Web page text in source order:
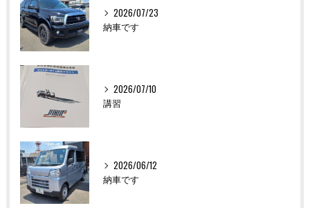
2026/07/23
納車です
2026/07/10
講習
2026/06/12
納車です